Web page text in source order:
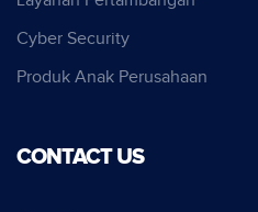
Cyber Security
Produk Anak Perusahaan
CONTACT US